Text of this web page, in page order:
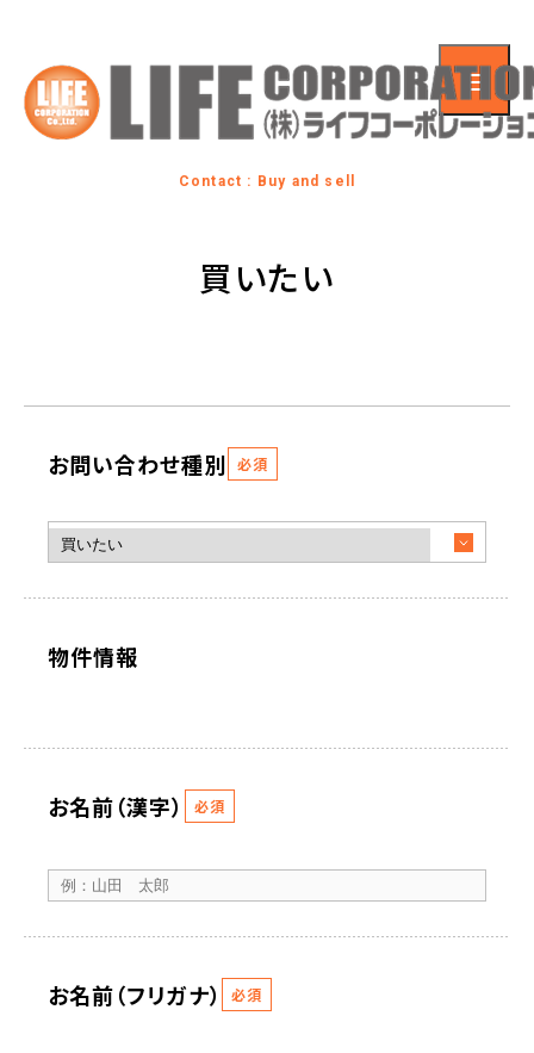
Contact : Buy and sell
買いたい
お問い合わせ種別 必須
物件情報
お名前（漢字） 必須
お名前（フリガナ） 必須